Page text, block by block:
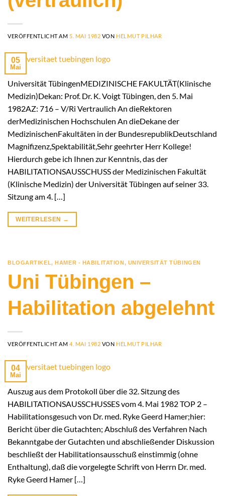
VERÖFFENTLICHT AM 5. MAI 1982 VON HELMUT PILHAR
05
Mai
Universität TübingenMEDIZINISCHE FAKULTÄT(Klinische
Medizin)Dekan: Prof. Dr. K. Voigt Tübingen, den 5. Mai
1982AZ: 716 – V/Ri Vertraulich An dieRektoren
derMedizinischen Hochschulen An dieDekane der
MedizinischenFakultäten in der BundesrepublikDeutschland
Magnifizenz,Spektabilität,Sehr geehrter Herr Kollege!
Hierdurch gebe ich Ihnen zur Kenntnis, das der
HABILITATIONSAUSSCHUSS der Medizinischen Fakultät
(Klinische Medizin) der Universität Tübingen auf seiner 33.
Sitzung am 4. […]
WEITERLESEN →
BLOGARTIKEL,HAMER - HABILITATION, UNIVERSITÄT TÜBINGEN
Uni Tübingen –
Habilitation abgelehnt
VERÖFFENTLICHT AM4. MAI 1982 VON HELMUT PILHAR
04
Mai
Auszug aus dem Protokoll über die 32. Sitzung des
HABILITATIONSAUSSCHUSSES vom 4. Mai 1982 TOP 2 –
Habilitationsgesuch von Dr. med. Ryke Geerd Hamer;hier:
Bericht über die Gutachten; Abschluß des Verfahren Nach
Bekanntgabe der Gutachten und abschließender Diskussion
beschließt der Habilitationsausschuß einstimmig (ohne
Enthaltung), daß die vorgelegte Schrift von Herrn Dr. med.
Ryke Geerd Hamer […]